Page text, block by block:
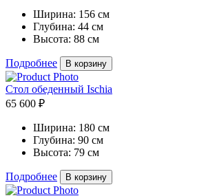
Ширина: 156 см
Глубина: 44 см
Высота: 88 см
Подробнее В корзину
Стол обеденный Ischia
65 600 ₽
Ширина: 180 см
Глубина: 90 см
Высота: 79 см
Подробнее В корзину